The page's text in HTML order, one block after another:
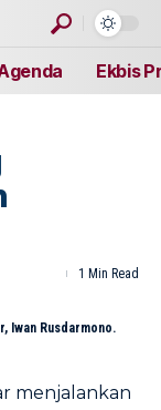
Ekbis
1 Min Read
Iwan Rusdarmono.
menjalankan